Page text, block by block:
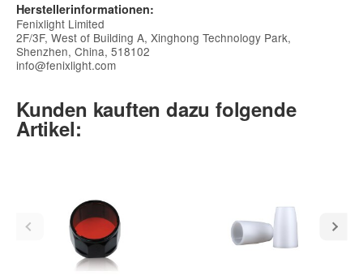
Herstellerinformationen:
Fenixlight Limited
2F/3F, West of Building A, Xinghong Technology Park,
Shenzhen, China, 518102
info@fenixlight.com
Kunden kauften dazu folgende
Artikel: